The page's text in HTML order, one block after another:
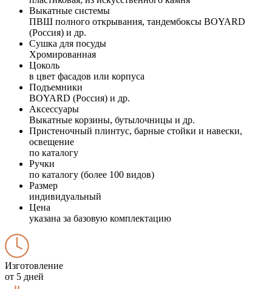
Выкатные системы
ПВШ полного открывания, тандембоксы BOYARD
(Россия) и др.
Сушка для посуды
Хромированная
Цоколь
в цвет фасадов или корпуса
Подъемники
BOYARD (Россия) и др.
Аксессуары
Выкатные корзины, бутылочницы и др.
Пристеночный плинтус, барные стойки и навески,
освещение
по каталогу
Ручки
по каталогу (более 100 видов)
Размер
индивидуальный
Цена
указана за базовую комплектацию
Изготовление
от 5 дней